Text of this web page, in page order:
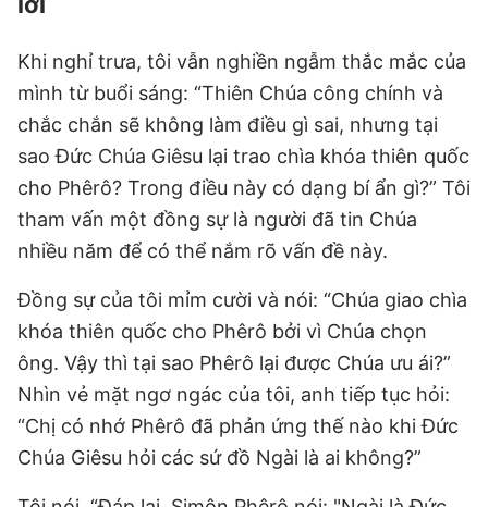
Khi nghỉ trưa, tôi vẫn nghiền ngẫm thắc mắc của
mình từ buổi sáng: “Thiên Chúa công chính và
chắc chắn sẽ không làm điều gì sai, nhưng tại
sao Đức Chúa Giêsu lại trao chìa khóa thiên quốc
cho Phêrô? Trong điều này có dạng bí ẩn gì?” Tôi
tham vấn một đồng sự là người đã tin Chúa
nhiều năm để có thể nắm rõ vấn đề này.
Đồng sự của tôi mỉm cười và nói: “Chúa giao chìa
khóa thiên quốc cho Phêrô bởi vì Chúa chọn
ông. Vậy thì tại sao Phêrô lại được Chúa ưu ái?”
Nhìn vẻ mặt ngơ ngác của tôi, anh tiếp tục hỏi:
“Chị có nhớ Phêrô đã phản ứng thế nào khi Đức
Chúa Giêsu hỏi các sứ đồ Ngài là ai không?”